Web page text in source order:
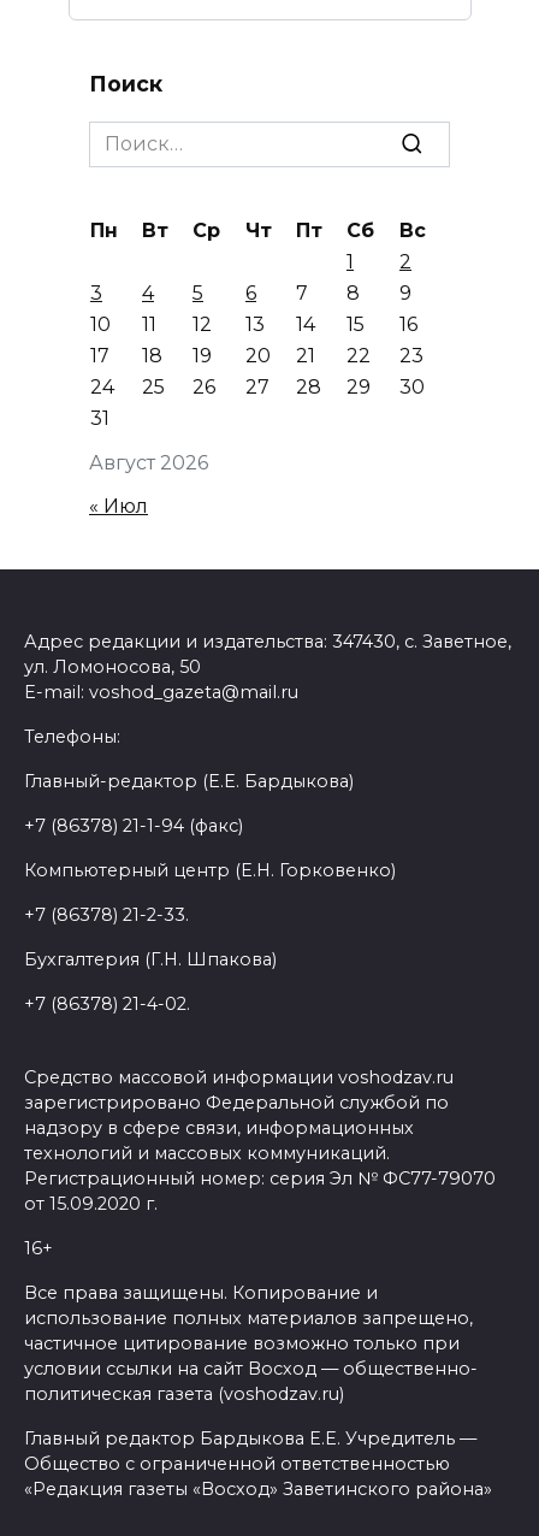
Поиск
Search
for:
Август 2026
Пн Вт Ср Чт Пт Сб
Вс
1
2
3
4 5 6 7 8
9
10
11 12 13 14 15
16
17
18 19 20 21 22
23
24
25 26 27 28 29
30
31
« Июл
Адрес редакции и издательства: 347430, с. Заветное,
ул. Ломоносова, 50
E-mail: voshod_gazeta@mail.ru
Телефоны:
Главный-редактор (Е.Е. Бардыкова)
+7 (86378) 21-1-94 (факс)
Компьютерный центр (Е.Н. Горковенко)
+7 (86378) 21-2-33.
Бухгалтерия (Г.Н. Шпакова)
+7 (86378) 21-4-02.
Средство массовой информации voshodzav.ru
зарегистрировано Федеральной службой по
надзору в сфере связи, информационных
технологий и массовых коммуникаций.
Регистрационный номер: серия Эл № ФС77-79070
от 15.09.2020 г.
16+
Все права защищены. Копирование и
использование полных материалов запрещено,
частичное цитирование возможно только при
условии ссылки на сайт Восход — общественно-
политическая газета (voshodzav.ru)
Главный редактор Бардыкова Е.Е. Учредитель —
Общество с ограниченной ответственностью
«Редакция газеты «Восход» Заветинского района»